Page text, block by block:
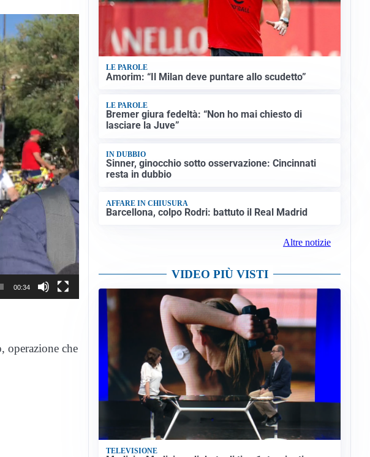
00:34
operazione che
LE PAROLE
Amorim: “Il Milan deve puntare allo scudetto”
LE PAROLE
Bremer giura fedeltà: “Non ho mai chiesto di
lasciare la Juve”
IN DUBBIO
Sinner, ginocchio sotto osservazione: Cincinnati
resta in dubbio
AFFARE IN CHIUSURA
Barcellona, colpo Rodri: battuto il Real Madrid
Altre notizie
VIDEO PIÙ VISTI
TELEVISIONE